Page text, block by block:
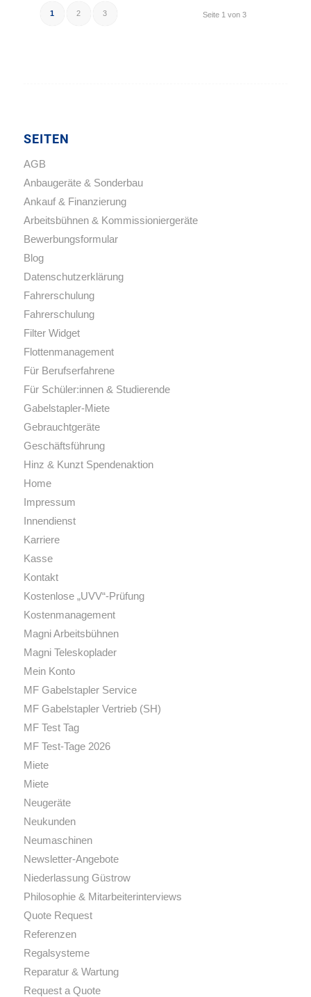
Seite 1 von 3
1 2 3
SEITEN
AGB
Anbaugeräte & Sonderbau
Ankauf & Finanzierung
Arbeitsbühnen & Kommissioniergeräte
Bewerbungsformular
Blog
Datenschutzerklärung
Fahrerschulung
Fahrerschulung
Filter Widget
Flottenmanagement
Für Berufserfahrene
Für Schüler:innen & Studierende
Gabelstapler-Miete
Gebrauchtgeräte
Geschäftsführung
Hinz & Kunzt Spendenaktion
Home
Impressum
Innendienst
Karriere
Kasse
Kontakt
Kostenlose „UVV“-Prüfung
Kostenmanagement
Magni Arbeitsbühnen
Magni Teleskoplader
Mein Konto
MF Gabelstapler Service
MF Gabelstapler Vertrieb (SH)
MF Test Tag
MF Test-Tage 2026
Miete
Miete
Neugeräte
Neukunden
Neumaschinen
Newsletter-Angebote
Niederlassung Güstrow
Philosophie & Mitarbeiterinterviews
Quote Request
Referenzen
Regalsysteme
Reparatur & Wartung
Request a Quote